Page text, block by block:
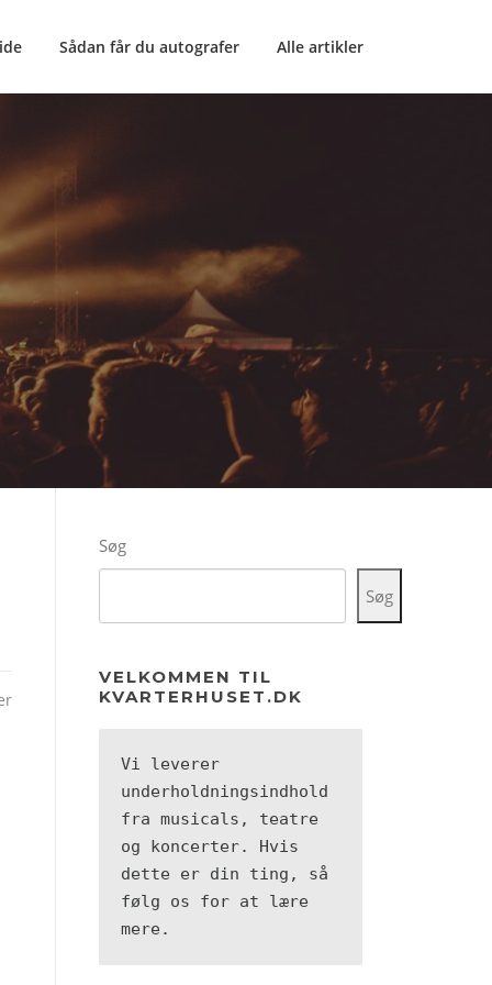
Sådan får du autografer Alle artikler
Søg
Søg
VELKOMMEN TIL
KVARTERHUSET.DK
Vi leverer
underholdningsindhold
fra musicals, teatre
og koncerter. Hvis
dette er din ting, så
følg os for at lære
mere.